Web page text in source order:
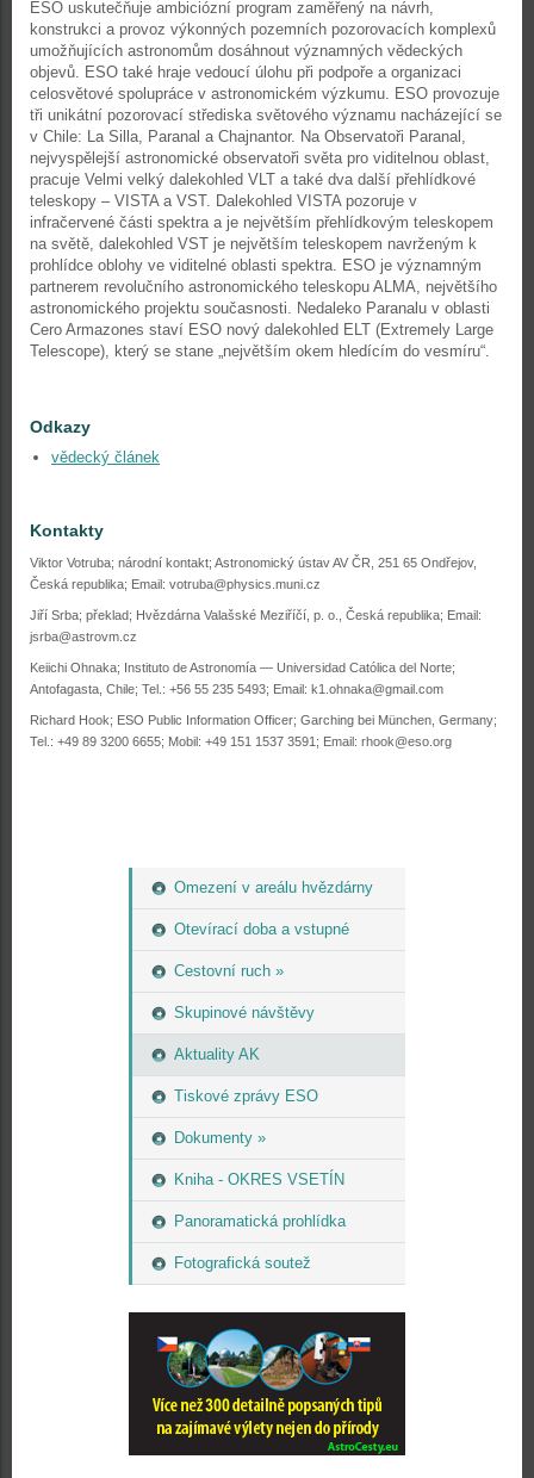
Omezení v areálu hvězdárny
Otevírací doba a vstupné
Cestovní ruch »
Skupinové návštěvy
Aktuality AK
Tiskové zprávy ESO
Dokumenty »
Kniha - OKRES VSETÍN
Panoramatická prohlídka
Fotografická soutež
ESO uskutečňuje ambiciózní program zaměřený na návrh,
konstrukci a provoz výkonných pozemních pozorovacích komplexů
umožňujících astronomům dosáhnout významných vědeckých
objevů. ESO také hraje vedoucí úlohu při podpoře a organizaci
celosvětové spolupráce v astronomickém výzkumu. ESO provozuje
tři unikátní pozorovací střediska světového významu nacházející se
v Chile: La Silla, Paranal a Chajnantor. Na Observatoři Paranal,
nejvyspělejší astronomické observatoři světa pro viditelnou oblast,
pracuje Velmi velký dalekohled VLT a také dva další přehlídkové
teleskopy – VISTA a VST. Dalekohled VISTA pozoruje v
infračervené části spektra a je největším přehlídkovým teleskopem
na světě, dalekohled VST je největším teleskopem navrženým k
prohlídce oblohy ve viditelné oblasti spektra. ESO je významným
partnerem revolučního astronomického teleskopu ALMA, největšího
astronomického projektu současnosti. Nedaleko Paranalu v oblasti
Cero Armazones staví ESO nový dalekohled ELT (Extremely Large
Telescope), který se stane „největším okem hledícím do vesmíru“.
Odkazy
vědecký článek
Kontakty
Viktor Votruba; národní kontakt; Astronomický ústav AV ČR, 251 65 Ondřejov,
Česká republika; Email: votruba@physics.muni.cz
Jiří Srba; překlad; Hvězdárna Valašské Meziříčí, p. o., Česká republika; Email:
jsrba@astrovm.cz
Keiichi Ohnaka; Instituto de Astronomía — Universidad Católica del Norte;
Antofagasta, Chile; Tel.: +56 55 235 5493; Email: k1.ohnaka@gmail.com
Richard Hook; ESO Public Information Officer; Garching bei München, Germany;
Tel.: +49 89 3200 6655; Mobil: +49 151 1537 3591; Email: rhook@eso.org